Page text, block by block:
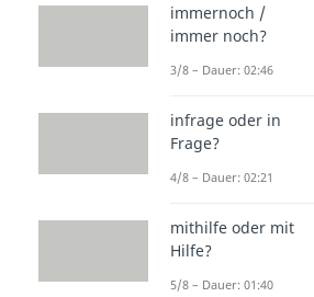
immernoch /
immer noch?
3/8 – Dauer: 02:46
infrage oder in
Frage?
4/8 – Dauer: 02:21
mithilfe oder mit
Hilfe?
5/8 – Dauer: 01:40